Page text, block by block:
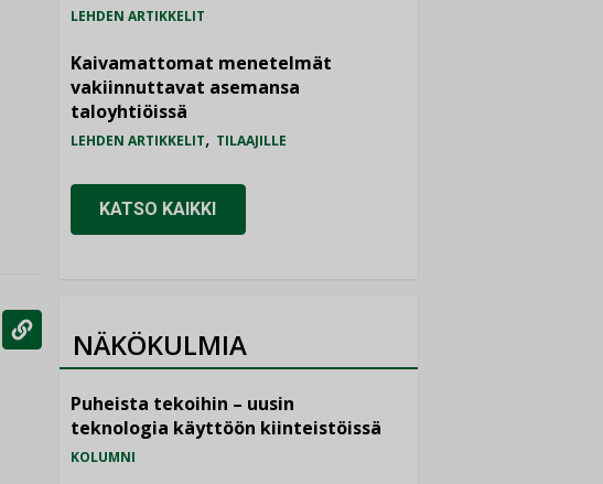
KOPIOI
LEHDEN ARTIKKELIT
Kaivamattomat menetelmät
vakiinnuttavat asemansa
taloyhtiöissä
LEHDEN ARTIKKELIT, TILAAJILLE
KATSO KAIKKI
NÄKÖKULMIA
Puheista tekoihin – uusin
teknologia käyttöön kiinteistöissä
KOLUMNI